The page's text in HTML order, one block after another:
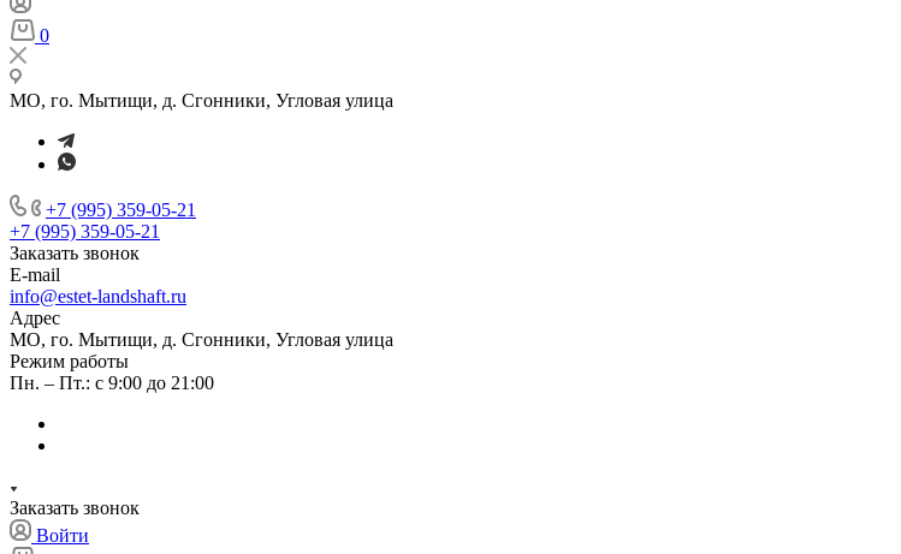
0
МО, го. Мытищи, д. Сгонники, Угловая улица
+7 (995) 359-05-21
+7 (995) 359-05-21
Заказать звонок
E-mail
info@estet-landshaft.ru
Адрес
МО, го. Мытищи, д. Сгонники, Угловая улица
Режим работы
Пн. – Пт.: с 9:00 до 21:00
Заказать звонок
Войти